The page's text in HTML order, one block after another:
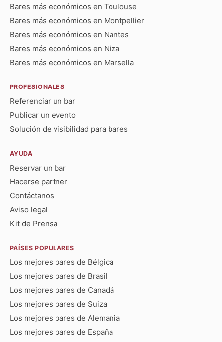
Bares más económicos en Toulouse
Bares más económicos en Montpellier
Bares más económicos en Nantes
Bares más económicos en Niza
Bares más económicos en Marsella
PROFESIONALES
Referenciar un bar
Publicar un evento
Solución de visibilidad para bares
AYUDA
Reservar un bar
Hacerse partner
Contáctanos
Aviso legal
Kit de Prensa
PAÍSES POPULARES
Los mejores bares de Bélgica
Los mejores bares de Brasil
Los mejores bares de Canadá
Los mejores bares de Suiza
Los mejores bares de Alemania
Los mejores bares de España